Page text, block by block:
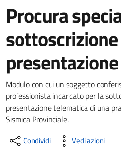
Procura
Dettagli del
Modulo con cui un soggetto
professionista incaricato per la
presentazione telematica di una
Sismica Provinciale.
Condividi Vedi azioni